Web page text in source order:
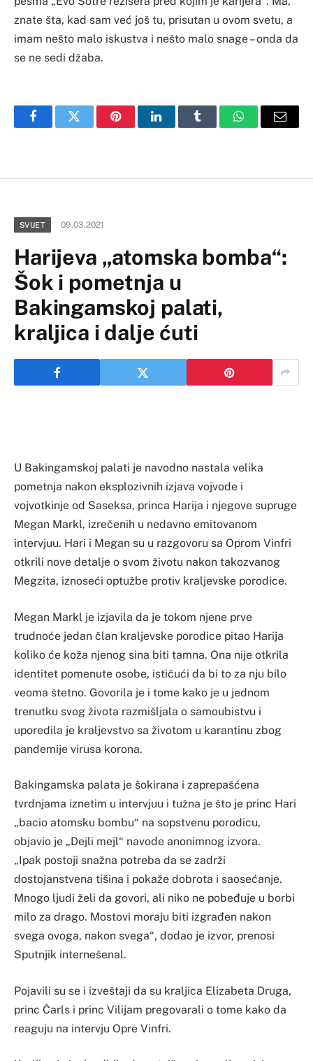
znate šta, kad sam već još tu, prisutan u ovom svetu, a
imam nešto malo iskustva i nešto malo snage – onda da
se ne sedi džaba.
FacebookTwitter PinterestLinkedInTumblr WhatsAppEmail
SVIJET 09.03.2021
Harijeva „atomska bomba“:
Šok i pometnja u
Bakingamskoj palati,
kraljica i dalje ćuti
U Bakingamskoj palati je navodno nastala velika
pometnja nakon eksplozivnih izjava vojvode i
vojvotkinje od Saseksa, princa Harija i njegove supruge
Megan Markl, izrečenih u nedavno emitovanom
intervjuu. Hari i Megan su u razgovoru sa Oprom Vinfri
otkrili nove detalje o svom životu nakon takozvanog
Megzita, iznoseći optužbe protiv kraljevske porodice.
Megan Markl je izjavila da je tokom njene prve
trudnoće jedan član kraljevske porodice pitao Harija
koliko će koža njenog sina biti tamna. Ona nije otkrila
identitet pomenute osobe, ističući da bi to za nju bilo
veoma štetno. Govorila je i tome kako je u jednom
trenutku svog života razmišljala o samoubistvu i
uporedila je kraljevstvo sa životom u karantinu zbog
pandemije virusa korona.
Bakingamska palata je šokirana i zaprepašćena
tvrdnjama iznetim u intervjuu i tužna je što je princ Hari
„bacio atomsku bombu“ na sopstvenu porodicu,
objavio je „Dejli mejl“ navode anonimnog izvora.
„Ipak postoji snažna potreba da se zadrži
dostojanstvena tišina i pokaže dobrota i saosećanje.
Mnogo ljudi želi da govori, ali niko ne pobeđuje u borbi
milo za drago. Mostovi moraju biti izgrađen nakon
svega ovoga, nakon svega“, dodao je izvor, prenosi
Sputnjik internešenal.
Pojavili su se i izveštaji da su kraljica Elizabeta Druga,
princ Čarls i princ Vilijam pregovarali o tome kako da
reaguju na intervju Opre Vinfri.